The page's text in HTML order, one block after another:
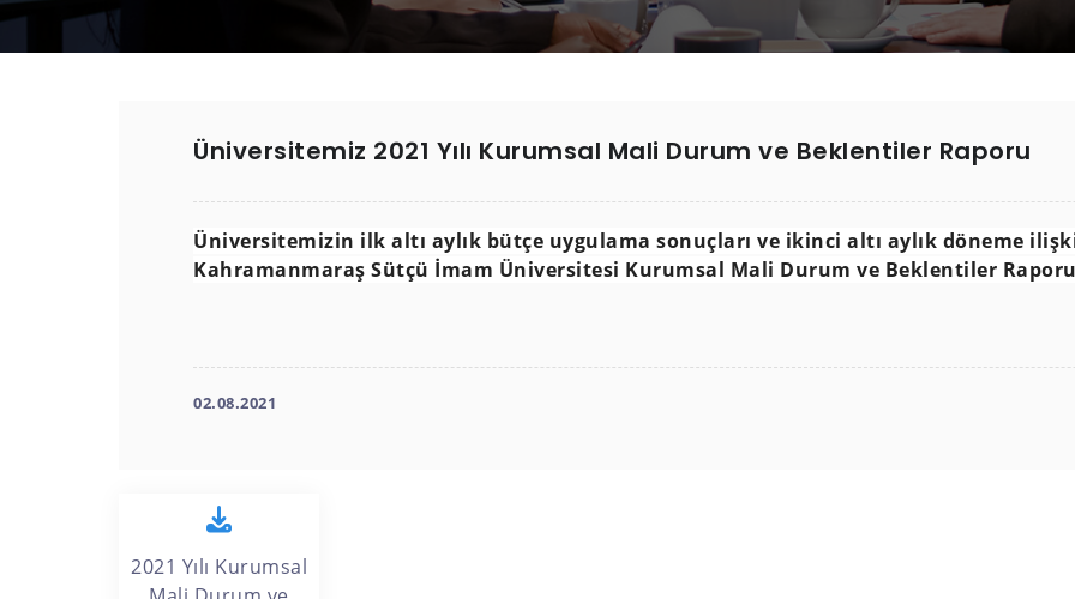
Üniversitemiz 2021 Yılı Kurumsal Mali Durum ve Beklentiler Raporu
Üniversitemizin ilk altı aylık bütçe uygulama sonuçları ve ikinci altı aylık döneme
Kahramanmaraş Sütçü İmam Üniversitesi Kurumsal Mali Durum ve Beklentiler
02.08.2021
2021 Yılı Kurumsal